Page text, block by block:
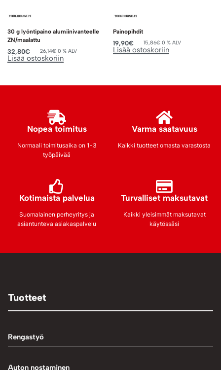
30 g lyöntipaino alumiinivanteelle
ZN/maalattu
32,80€ 26,14€ 0 % ALV
Lisää ostoskoriin
Painopihdit
19,90€ 15,86€ 0 % ALV
Lisää ostoskoriin
Nopea toimitus
Normaali toimitusaika on 1-3
työpäivää
Varma saatavuus
Kaikki tuotteet omasta varastosta
Kotimaista palvelua
Suomalainen perheyritys ja
asiantunteva asiakaspalvelu
Turvalliset maksutavat
Kaikki yleisimmät maksutavat
käytössäsi
Tuotteet
Rengastyö
Palteennostin
Auton nostaminen